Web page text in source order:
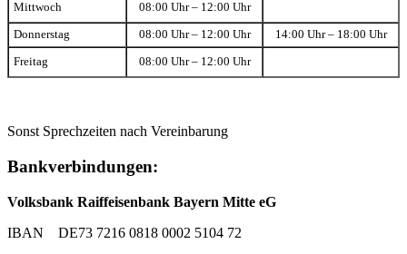
Mittwoch 08:00 Uhr – 12:00 Uhr
Donnerstag 08:00 Uhr – 12:00 Uhr 14:00 Uhr – 18:00 Uhr
Freitag 08:00 Uhr – 12:00 Uhr
Sonst Sprechzeiten nach Vereinbarung
Bankverbindungen:
Volksbank Raiffeisenbank Bayern Mitte eG
IBAN DE73 7216 0818 0002 5104 72